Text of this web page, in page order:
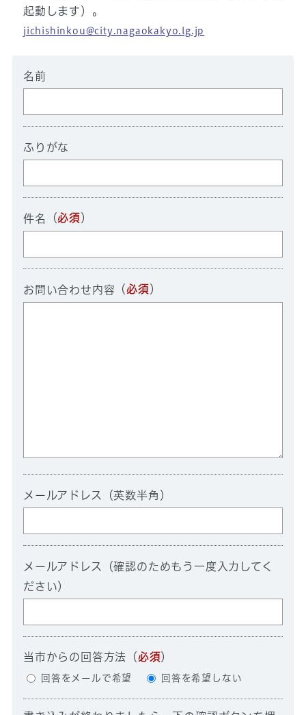
起動します）。
jichishinkou@city.nagaokakyo.lg.jp
名前
ふりがな
件名 （必須 ）
お問い合わせ内容 （必須 ）
メールアドレス（英数半角）
メールアドレス（確認のためもう一度入力してく
ださい）
当市からの回答方法 （必須）
回答をメールで希望 回答を希望しない